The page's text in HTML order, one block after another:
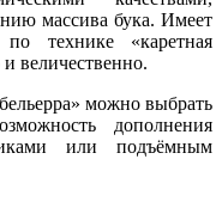
массива бука. Имеет
технике «каретная
величественно.
можно выбрать
дополнения
или подъёмным